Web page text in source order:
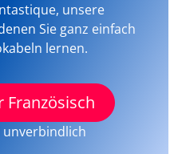
unsere
Sie ganz einfach
lernen.
Französisch